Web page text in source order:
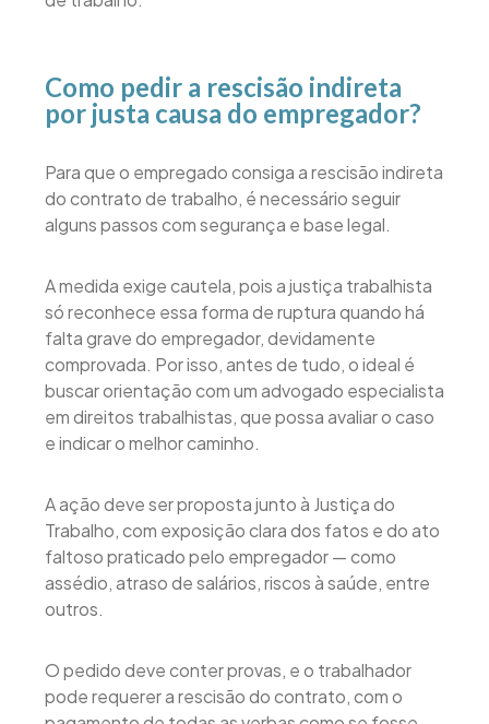
Como pedir a rescisão indireta
por justa causa do empregador?
Para que o empregado consiga a rescisão indireta
do contrato de trabalho, é necessário seguir
alguns passos com segurança e base legal.
A medida exige cautela, pois a justiça trabalhista
só reconhece essa forma de ruptura quando há
falta grave do empregador, devidamente
comprovada. Por isso, antes de tudo, o ideal é
buscar orientação com um advogado especialista
em direitos trabalhistas, que possa avaliar o caso
e indicar o melhor caminho.
A ação deve ser proposta junto à Justiça do
Trabalho, com exposição clara dos fatos e do ato
faltoso praticado pelo empregador — como
assédio, atraso de salários, riscos à saúde, entre
outros.
O pedido deve conter provas, e o trabalhador
pode requerer a rescisão do contrato, com o